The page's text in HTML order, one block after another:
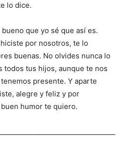
lo dice.
que yo sé que así es.
por nosotros, te lo
buenas. No olvides nunca lo
todos tus hijos, aunque te nos
presente. Y aparte
alegre y feliz y por
humor te quiero.